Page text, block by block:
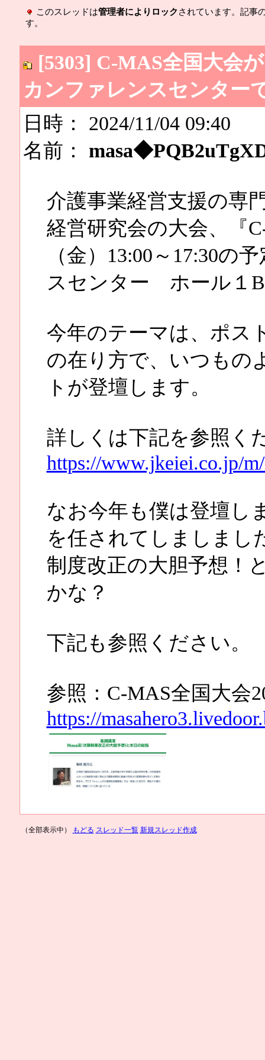
このスレッドは管理者によりロック されています。記事
す。
[5303] C-MAS全国大会
カンファレンスセンター
日時： 2024/11/04 09:40
名前：
介護事業経営支援の専
経営研究会の大会、『
（金）13:00～17:30の
スセンター ホール１
今年のテーマは、ポス
の在り方で、いつもの
トが登壇します。
詳しくは下記を参照く
https://www.jkeiei.co.jp/
なお今年も僕は登壇し
を任されてしましまし
制度改正の大胆予想！
かな？
下記も参照ください。
参照：C-MAS全国大会
https://
（全部表示中） もどる スレッド一覧 新規スレッド作成